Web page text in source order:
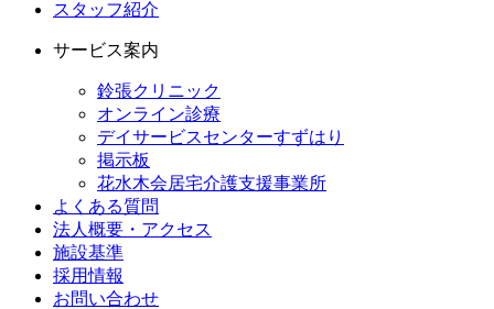
スタッフ紹介
サービス案内
鈴張クリニック
オンライン診療
デイサービスセンターすずはり
掲示板
花水木会居宅介護支援事業所
よくある質問
法人概要・アクセス
施設基準
採用情報
お問い合わせ